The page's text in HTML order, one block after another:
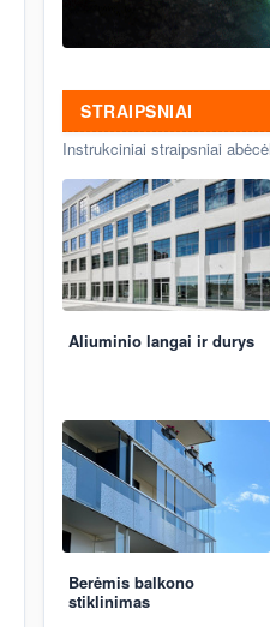
STRAIPSNIAI
Instrukciniai straipsniai
Aliuminio langai ir durys
Berėmis balkono
stiklinimas